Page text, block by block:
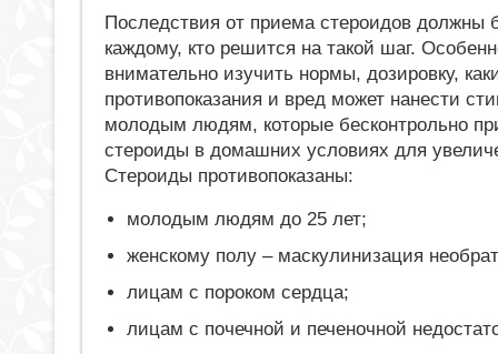
Последствия от приема стероидов должны
каждому, кто решится на такой шаг.
внимательно изучить нормы, дозировку,
противопоказания и вред может нанести
молодым людям, которые бесконтрольно
стероиды в домашних условиях для
Стероиды противопоказаны:
молодым людям до 25 лет;
женскому полу – маскулинизация
лицам с пороком сердца;
лицам с почечной и печеночной